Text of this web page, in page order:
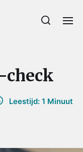
check
Leestijd: 1 Minuut